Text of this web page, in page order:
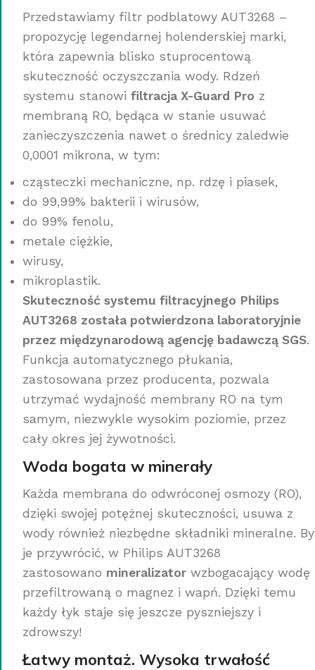
Przedstawiamy filtr podblatowy AUT3268 –
propozycję legendarnej holenderskiej marki,
która zapewnia blisko stuprocentową
skuteczność oczyszczania wody. Rdzeń
systemu stanowi filtracja X-Guard Pro z
membraną RO, będąca w stanie usuwać
zanieczyszczenia nawet o średnicy zaledwie
0,0001 mikrona, w tym:
cząsteczki mechaniczne, np. rdzę i piasek,
do 99,99% bakterii i wirusów,
do 99% fenolu,
metale ciężkie,
wirusy,
mikroplastik.
Skuteczność systemu filtracyjnego Philips
AUT3268 została potwierdzona laboratoryjnie
przez międzynarodową agencję badawczą SGS.
Funkcja automatycznego płukania,
zastosowana przez producenta, pozwala
utrzymać wydajność membrany RO na tym
samym, niezwykle wysokim poziomie, przez
cały okres jej żywotności.
Woda bogata w minerały
Każda membrana do odwróconej osmozy (RO),
dzięki swojej potężnej skuteczności, usuwa z
wody również niezbędne składniki mineralne. By
je przywrócić, w Philips AUT3268
zastosowano mineralizator wzbogacający wodę
przefiltrowaną o magnez i wapń. Dzięki temu
każdy łyk staje się jeszcze pyszniejszy i
zdrowszy!
Łatwy montaż. Wysoka trwałość